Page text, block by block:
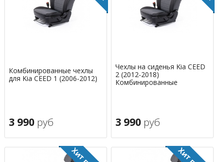
Комбинированные чехлы
для Kia CEED 1 (2006-2012)
3 990 руб
Чехлы на сиденья Kia CEED
2 (2012-2018)
Комбинированные
3 990 руб